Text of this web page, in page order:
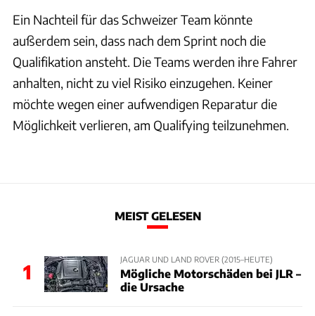
Ein Nachteil für das Schweizer Team könnte
außerdem sein, dass nach dem Sprint noch die
Qualifikation ansteht. Die Teams werden ihre Fahrer
anhalten, nicht zu viel Risiko einzugehen. Keiner
möchte wegen einer aufwendigen Reparatur die
Möglichkeit verlieren, am Qualifying teilzunehmen.
MEIST GELESEN
1
JAGUAR UND LAND ROVER (2015–HEUTE)
Mögliche Motorschäden bei JLR –
die Ursache